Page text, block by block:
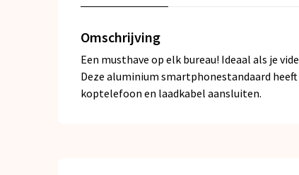
Omschrijving
Een musthave op elk bureau! Ideaal als je
Deze aluminium smartphonestandaard
koptelefoon en laadkabel aansluiten.